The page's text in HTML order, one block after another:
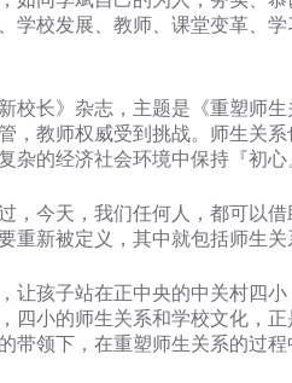
学校发展、教师、课堂变革、
校长》杂志，主题是《重塑师
，教师权威受到挑战。师生关
杂的经济社会环境中保持『初
，今天，我们任何人，都可以
重新被定义，其中就包括师生关
让孩子站在正中央的中关村四
四小的师生关系和学校文化，
带领下，在重塑师生关系的过